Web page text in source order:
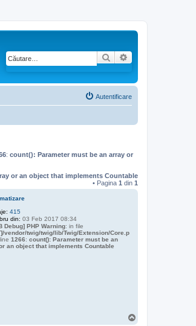
Căutare
Autentificare
: count(): Parameter must be an array or
or an object that implements Countable
• Pagina 1 din 1
415
din: 03 Feb 2017 08:34
Debug] PHP Warning: in file
vendor/twig/twig/lib/Twig/Extension/Core.p
1266: count(): Parameter must be an
an object that implements Countable